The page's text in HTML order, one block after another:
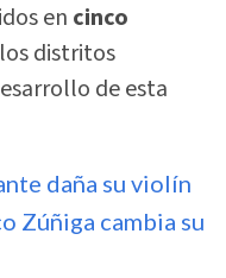
en cinco
distritos
de esta
daña su violín
Zúñiga cambia su